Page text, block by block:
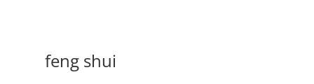
feng shui